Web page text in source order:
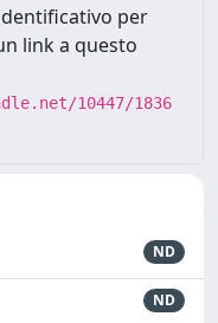
per
link a questo
10447/1836
ND
ND